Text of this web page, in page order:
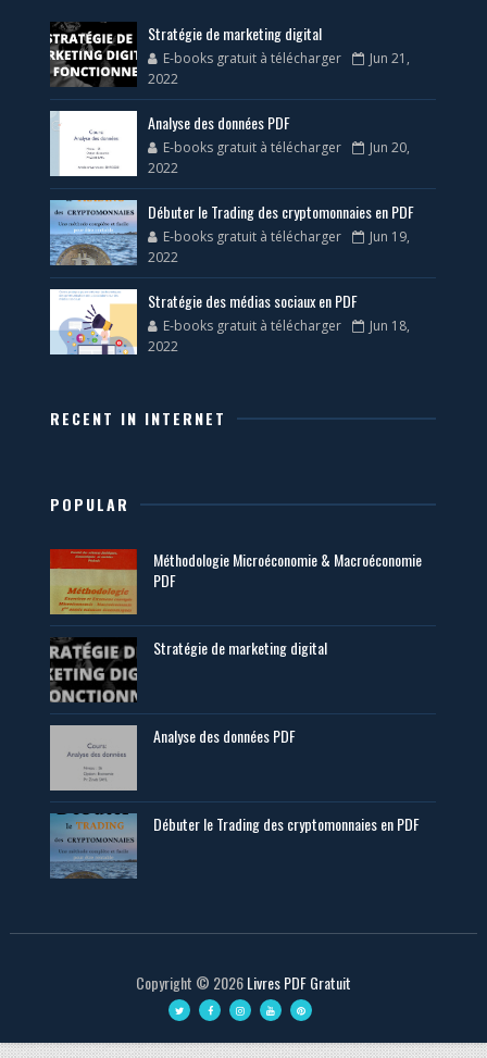
Stratégie de marketing digital
E-books gratuit à télécharger
Jun 21,
2022
Analyse des données PDF
E-books gratuit à télécharger
Jun 20,
2022
Débuter le Trading des cryptomonnaies en PDF
E-books gratuit à télécharger
Jun 19,
2022
Stratégie des médias sociaux en PDF
E-books gratuit à télécharger
Jun 18,
2022
RECENT IN INTERNET
POPULAR
Méthodologie Microéconomie & Macroéconomie
PDF
Stratégie de marketing digital
Analyse des données PDF
Débuter le Trading des cryptomonnaies en PDF
Copyright © 2026Livres PDF Gratuit